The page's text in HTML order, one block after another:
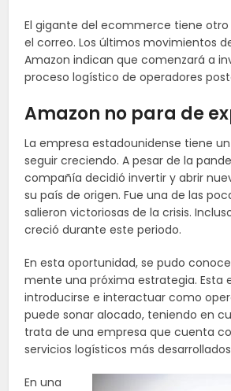
El gigante delecommerce tiene
el correo. Los últimos movimientos
Amazon indican que comenzará a
proceso logístico de operadores
Amazon no para de
La empresa estadounidense tiene
seguir creciendo. A pesar de la
compañía decidió invertir y abrir
su país de origen. Fue una de las
salieron victoriosas de la crisis.
creció durante este periodo.
En esta oportunidad, se pudo
mente una próxima estrategia. Esta
introducirse e interactuar como
puede sonar alocado, teniendo en
trata de una empresa que cuenta
servicios logísticos másdesarrollados
En una